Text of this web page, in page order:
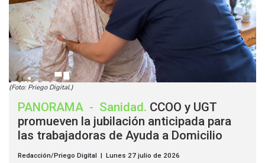
(Foto: Priego Digital.)
PANORAMA - Sanidad. CCOO y UGT
promueven la jubilación anticipada para
las trabajadoras de Ayuda a Domicilio
Redacción/Priego Digital | Lunes 27 julio de 2026